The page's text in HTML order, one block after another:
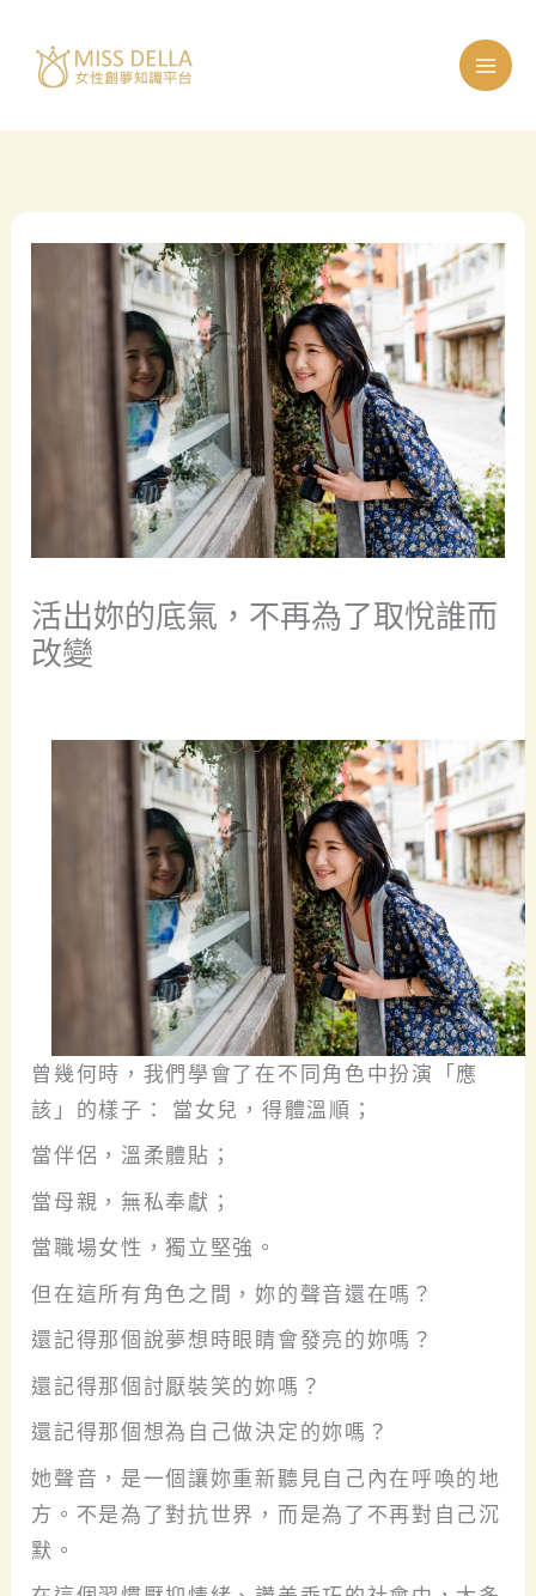
要
活出妳的底氣，不再為了取悅誰而
改變
曾幾何時，我們學會了在不同角色中扮演「應
該」的樣子： 當女兒，得體溫順；
當伴侶，溫柔體貼；
當母親，無私奉獻；
當職場女性，獨立堅強。
但在這所有角色之間，妳的聲音還在嗎？
還記得那個說夢想時眼睛會發亮的妳嗎？
還記得那個討厭裝笑的妳嗎？
還記得那個想為自己做決定的妳嗎？
她聲音，是一個讓妳重新聽見自己內在呼喚的地
方。不是為了對抗世界，而是為了不再對自己沉
默。